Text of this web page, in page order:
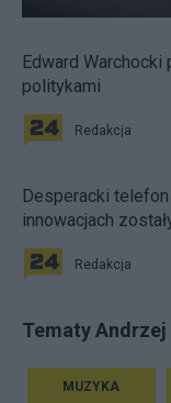
Edward
politykami
Redakcja
Desperacki
innowacjach
Redakcja
Tematy
MUZYKA